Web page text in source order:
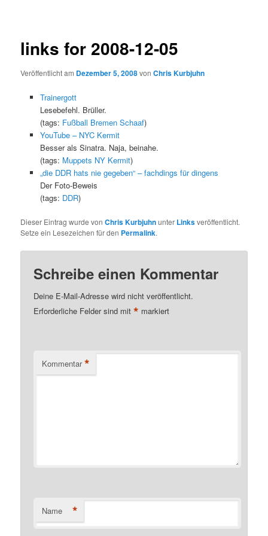
links for 2008-12-05
Veröffentlicht am Dezember 5, 2008vonChris Kurbjuhn
Trainergott
Lesebefehl. Brüller.
(tags: Fußball Bremen Schaaf)
YouTube – NYC Kermit
Besser als Sinatra. Naja, beinahe.
(tags: Muppets NY Kermit)
„die DDR hats nie gegeben“ – fachdings für dingens
Der Foto-Beweis
(tags: DDR)
Dieser Eintrag wurde vonChris Kurbjuhnunter Linksveröffentlicht.
Setze ein Lesezeichen für den Permalink.
Schreibe einen Kommentar
Deine E-Mail-Adresse wird nicht veröffentlicht.
Erforderliche Felder sind mit* markiert
Kommentar *
Name *